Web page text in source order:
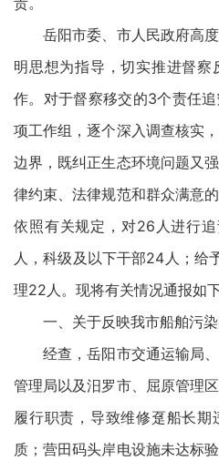
岳阳市委、市人民政府高度
明思想为指导，切实推进督
作。对于督察移交的3个责任
项工作组，逐个深入调查核实
边界，既纠正生态环境问题又
律约束、法律规范和群众满意
依照有关规定，对26人进行
人，科级及以下干部24人；给
理22人。现将有关情况通报如下
一、关于反映我市船舶污染
经查，岳阳市交通运输局、
管理局以及汨罗市、屈原管理
履行职责，导致维修趸船长
质；营田码头岸电设施未达标